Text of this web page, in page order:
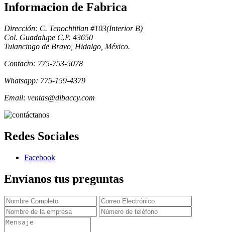
Informacion de Fabrica
Dirección: C. Tenochtitlan #103(Interior B)
Col. Guadalupe C.P. 43650
Tulancingo de Bravo, Hidalgo, México.
Contacto: 775-753-5078
Whatsapp: 775-159-4379
Email: ventas@dibaccy.com
Redes Sociales
Facebook
Envíanos tus preguntas